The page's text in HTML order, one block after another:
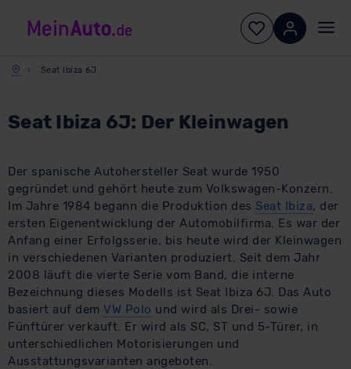
Seat Ibiza 6J
Seat Ibiza 6J: Der Kleinwagen
Der spanische Autohersteller Seat wurde 1950
gegründet und gehört heute zum Volkswagen-Konzern.
Im Jahre 1984 begann die Produktion des Seat Ibiza, der
ersten Eigenentwicklung der Automobilfirma. Es war der
Anfang einer Erfolgsserie, bis heute wird der Kleinwagen
in verschiedenen Varianten produziert. Seit dem Jahr
2008 läuft die vierte Serie vom Band, die interne
Bezeichnung dieses Modells ist Seat Ibiza 6J. Das Auto
basiert auf dem VW Polo und wird als Drei- sowie
Fünftürer verkauft. Er wird als SC, ST und 5-Türer, in
unterschiedlichen Motorisierungen und
Ausstattungsvarianten angeboten.